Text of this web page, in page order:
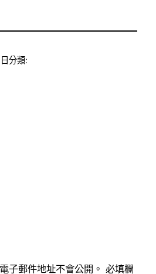
分類:
子郵件地址不會公開。 必填欄